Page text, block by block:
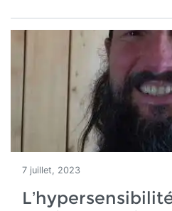
7 juillet, 2023